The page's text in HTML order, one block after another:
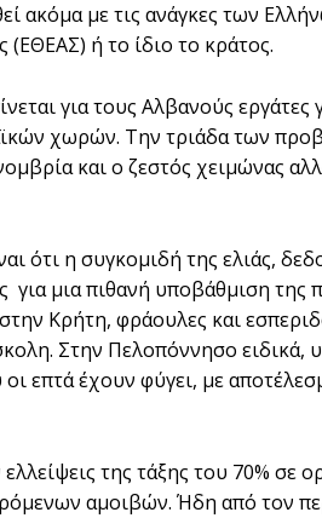
ακόµα µε τις ανάγκες των
ή το ίδιο το κράτος.
για τους Αλβανούς εργάτες
χωρών. Την τριάδα των
και ο ζεστός χειµώνας
ότι η συγκοµιδή της ελιάς,
για µια πιθανή υποβάθµιση της
Κρήτη, φράουλες και
Στην Πελοπόννησο ειδικά,
επτά έχουν φύγει, µε
της τάξης του 70% σε
αµοιβών. Ήδη από τον